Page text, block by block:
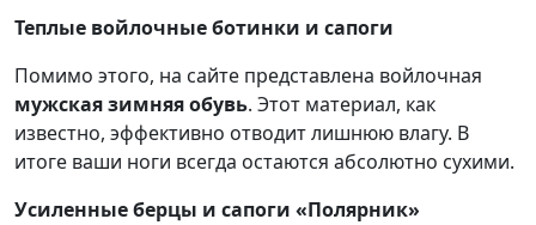
Теплые войлочные ботинки и сапоги
Помимо этого, на сайте представлена войлочная
мужская зимняя обувь. Этот материал, как
известно, эффективно отводит лишнюю влагу. В
итоге ваши ноги всегда остаются абсолютно сухими.
Усиленные берцы и сапоги «Полярник»